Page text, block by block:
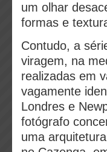
um olhar
formas e
Contudo, a
viragem, na
realizadas em
vagamente
Londres e
fotógrafo
uma